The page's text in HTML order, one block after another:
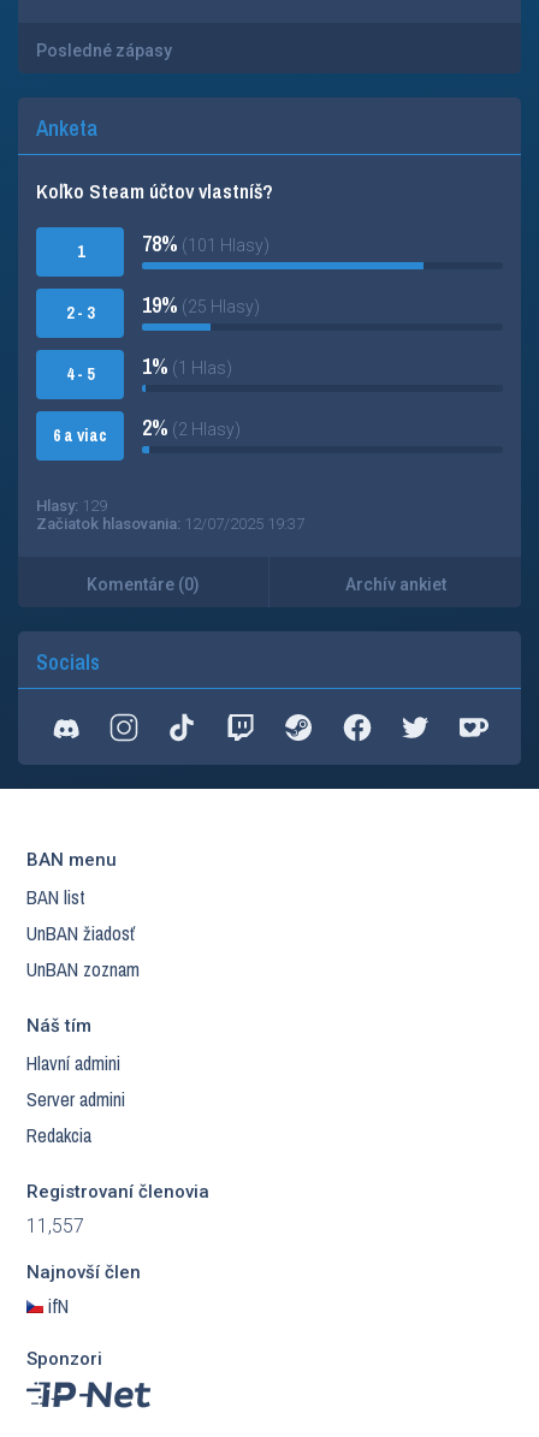
Posledné zápasy
Anketa
Koľko Steam účtov vlastníš?
1
2 - 3
4 - 5
6 a viac
78% (101 Hlasy)
19% (25 Hlasy)
1% (1 Hlas)
2% (2 Hlasy)
Hlasy: 129
Začiatok hlasovania: 12/07/2025 19:37
Komentáre (0) Archív ankiet
Socials
BAN menu
BAN list
UnBAN žiadosť
UnBAN zoznam
Náš tím
Hlavní admini
Server admini
Redakcia
Registrovaní členovia
11,557
Najnovší člen
ifN
Sponzori